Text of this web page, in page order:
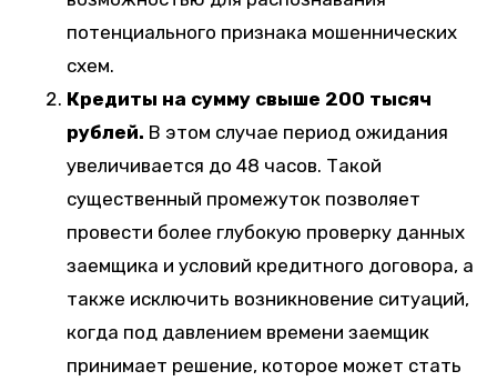
потенциального признака мошеннических
схем.
Кредиты на сумму свыше 200 тысяч
рублей. В этом случае период ожидания
увеличивается до 48 часов. Такой
существенный промежуток позволяет
провести более глубокую проверку данных
заемщика и условий кредитного договора, а
также исключить возникновение ситуаций,
когда под давлением времени заемщик
принимает решение, которое может стать